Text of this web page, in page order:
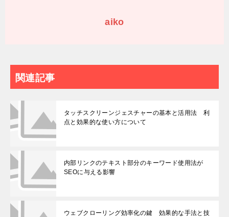
aiko
関連記事
タッチスクリーンジェスチャーの基本と活用法 利
点と効果的な使い方について
内部リンクのテキスト部分のキーワード使用法が
SEOに与える影響
ウェブクローリング効率化の鍵 効果的な手法と技